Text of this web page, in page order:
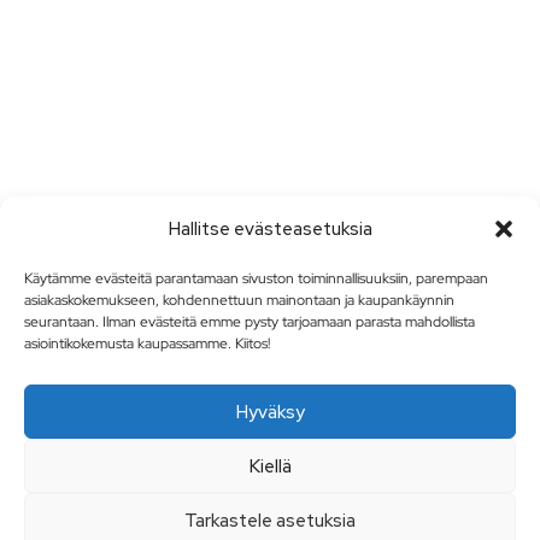
Hallitse evästeasetuksia
Käytämme evästeitä parantamaan sivuston toiminnallisuuksiin, parempaan
asiakaskokemukseen, kohdennettuun mainontaan ja kaupankäynnin
seurantaan. Ilman evästeitä emme pysty tarjoamaan parasta mahdollista
asiointikokemusta kaupassamme. Kiitos!
Hyväksy
Kiellä
Tarkastele asetuksia